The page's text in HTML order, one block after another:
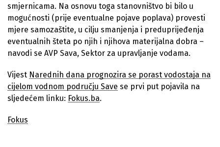
smjernicama. Na osnovu toga stanovništvo bi bilo u
mogućnosti (prije eventualne pojave poplava) provesti
mjere samozaštite, u cilju smanjenja i preduprijeđenja
eventualnih šteta po njih i njihova materijalna dobra –
navodi se AVP Sava, Sektor za upravljanje vodama.
Vijest Narednih dana prognozira se porast vodostaja na
cijelom vodnom području Save se prvi put pojavila na
sljedećem linku: Fokus.ba.
Fokus